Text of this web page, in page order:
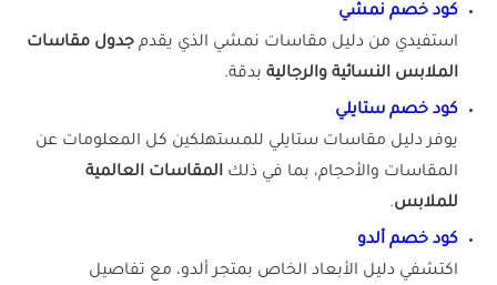
كود خصم نمشي
استفيدي من دليل مقاسات نمشي الذي يقدم جدول مقاسات
الملابس النسائية والرجالية بدقة.
كود خصم ستايلي
يوفر دليل مقاسات ستايلي للمستهلكين كل المعلومات عن
المقاسات والأحجام، بما في ذلك المقاسات العالمية
للملابس.
كود خصم ألدو
اكتشفي دليل الأبعاد الخاص بمتجر ألدو، مع تفاصيل